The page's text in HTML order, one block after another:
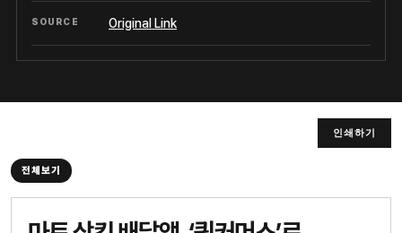
SOURCE Original Link
인쇄하기
전체보기